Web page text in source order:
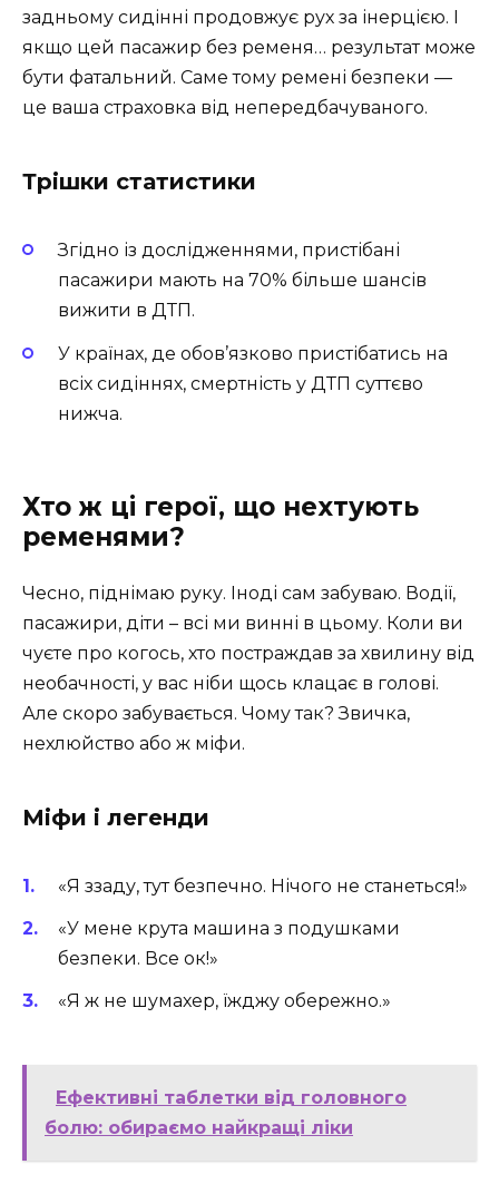
задньому сидінні продовжує рух за інерцією. І
якщо цей пасажир без ременя… результат може
бути фатальний. Саме тому ремені безпеки —
це ваша страховка від непередбачуваного.
Трішки статистики
Згідно із дослідженнями, пристібані
пасажири мають на 70% більше шансів
вижити в ДТП.
У країнах, де обов’язково пристібатись на
всіх сидіннях, смертність у ДТП суттєво
нижча.
Хто ж ці герої, що нехтують
ременями?
Чесно, піднімаю руку. Іноді сам забуваю. Водії,
пасажири, діти – всі ми винні в цьому. Коли ви
чуєте про когось, хто постраждав за хвилину від
необачності, у вас ніби щось клацає в голові.
Але скоро забувається. Чому так? Звичка,
нехлюйство або ж міфи.
Міфи і легенди
«Я ззаду, тут безпечно. Нічого не станеться!»
«У мене крута машина з подушками
безпеки. Все ок!»
«Я ж не шумахер, їжджу обережно.»
Ефективні таблетки від головного
болю: обираємо найкращі ліки